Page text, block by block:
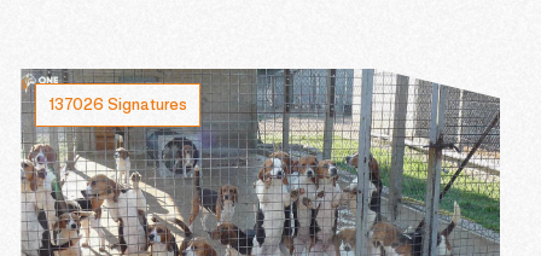
137026 Signatures